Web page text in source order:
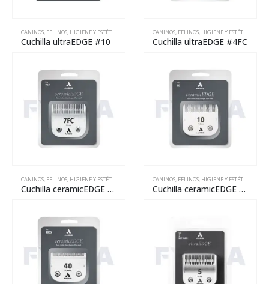
CANINOS, FELINOS, HIGIENE Y ESTÉTICA MANTENIMIENTO,REPARACIÓN
Cuchilla ultraEDGE #10
CANINOS, FELINOS, HIGIENE Y ESTÉTICA
Cuchilla ultraEDGE #4FC
CANINOS, FELINOS, HIGIENE Y ESTÉTICA MANTENIMIENTO,REPARACIÓN
Cuchilla ceramicEDGE #7FC
CANINOS, FELINOS, HIGIENE Y ESTÉTICA
Cuchilla ceramicEDGE #10